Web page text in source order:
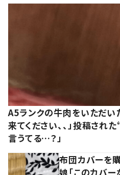
A5ランクの牛肉をいただい
来てください、、」投稿され
言うてる…？」
布団カバーを
娘「このカバー